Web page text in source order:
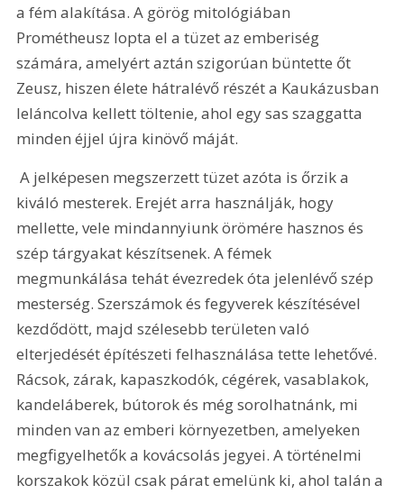
a fém alakítása. A görög mitológiában
Prométheusz lopta el a tüzet az emberiség
számára, amelyért aztán szigorúan büntette őt
Zeusz, hiszen élete hátralévő részét a Kaukázusban
leláncolva kellett töltenie, ahol egy sas szaggatta
minden éjjel újra kinövő máját.
A jelképesen megszerzett tüzet azóta is őrzik a
kiváló mesterek. Erejét arra használják, hogy
mellette, vele mindannyiunk örömére hasznos és
szép tárgyakat készítsenek. A fémek
megmunkálása tehát évezredek óta jelenlévő szép
mesterség. Szerszámok és fegyverek készítésével
kezdődött, majd szélesebb területen való
elterjedését építészeti felhasználása tette lehetővé.
Rácsok, zárak, kapaszkodók, cégérek, vasablakok,
kandeláberek, bútorok és még sorolhatnánk, mi
minden van az emberi környezetben, amelyeken
megfigyelhetők a kovácsolás jegyei. A történelmi
korszakok közül csak párat emelünk ki, ahol talán a